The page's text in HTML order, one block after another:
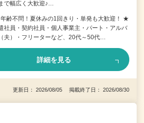
で幅広く大歓迎♪…
齢不問！夏休みの1回きり・単発も大歓迎！ ★
社員・契約社員・個人事業主・パート・アルバ
夫）・フリーターなど、20代～50代…
詳細を見る
更新日： 2026/08/05 掲載終了日： 2026/08/30